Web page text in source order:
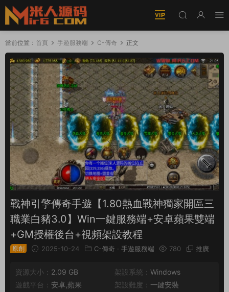
當前位置： 首頁 手遊服務端 C-傳奇 正文
戰神引擎傳奇手遊【1.80熱血戰神獨家開區三
職業白豬3.0】Win一鍵服務端+安卓蘋果雙端
+GM授權後台+視頻架設教程
原創 2025-10-24 C-傳奇 · 手遊服務端 780 推廣
資源大小： 2.09 GB 架設系統： Windows
遊戲平台： 安卓,蘋果 架設難度： 一鍵安裝